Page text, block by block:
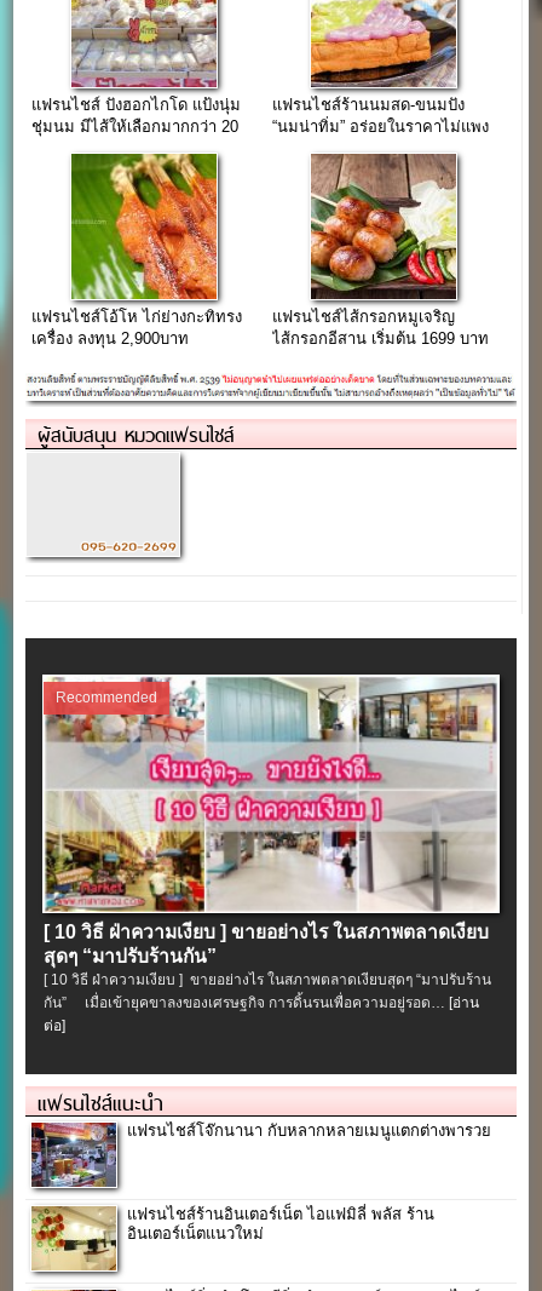
แฟรนไชส์ ปังฮอกไกโด แป้งนุ่ม
ชุ่มนม มีไส้ให้เลือกมากกว่า 20
แฟรนไชส์ร้านนมสด-ขนมปัง
“นมน่าทิ่ม” อร่อยในราคาไม่แพง
แฟรนไชส์โอ้โห ไก่ย่างกะทิทรง
เครื่อง ลงทุน 2,900บาท
แฟรนไชส์ไส้กรอกหมูเจริญ
ไส้กรอกอีสาน เริ่มต้น 1699 บาท
ผู้สนับสนุน หมวดแฟรนไชส์
Recommended
[ 10 วิธี ฝ่าความเงียบ ] ขายอย่างไร ในสภาพตลาดเงียบ
สุดๆ “มาปรับร้านกัน”
[ 10 วิธี ฝ่าความเงียบ ] ขายอย่างไร ในสภาพตลาดเงียบสุดๆ “มาปรับร้าน
กัน” เมื่อเข้ายุคขาลงของเศรษฐกิจ การดิ้นรนเพื่อความอยู่รอด… [อ่าน
ต่อ]
แฟรนไชส์แนะนำ
แฟรนไชส์โจ๊กนานา กับหลากหลายเมนูแตกต่างพารวย
แฟรนไชส์ร้านอินเตอร์เน็ต ไอแฟมิลี่ พลัส ร้าน
อินเตอร์เน็ตแนวใหม่